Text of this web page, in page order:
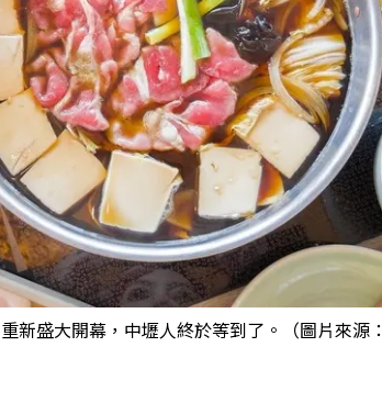
新盛大開幕，中壢人終於等到了。（圖片來源：